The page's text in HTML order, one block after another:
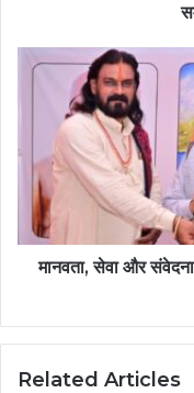
मानवता, सेवा और
Related Articles